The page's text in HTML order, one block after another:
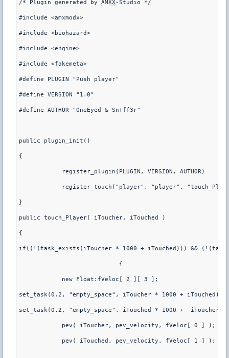
/* Plugin generated by AMXX-Studio */
#include <amxmodx>
#include <biohazard>
#include <engine>
#include <fakemeta>
#define PLUGIN "Push player"
#define VERSION "1.0"
#define AUTHOR "OneEyed & Sn!ff3r"
public plugin_init()
{
}
public touch_Player( iToucher, iTouched )
{
if((!(task_exists(iToucher * 1000 + iTouched))) &&
			    {
	    new Float:fVeloc[ 2 ][ 3 ];
set_task(0.2, "empty_space", iToucher * 1000 + iTouched)
set_task(0.2, "empty_space", iTouched * 1000 +  iToucher)
	    pev( iToucher, pev_velocity, fVeloc[ 0 ] );
	    pev( iTouched, pev_velocity, fVeloc[ 1 ] );